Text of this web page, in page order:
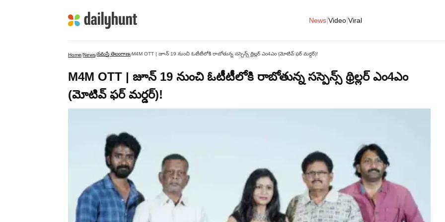
News Video Viral
Home/News/నమస్తే తెలంగాణ/M4M OTT | జూన్ 19 నుంచి ఓటీటీలోకి రాబోతున్న సస్పెన్స్ థ్రిల్లర్ ఎం4ఎం (మోటివ్ ఫర్ మర్డర్)!
M4M OTT | జూన్ 19 నుంచి ఓటీటీలోకి రాబోతున్న సస్పెన్స్ థ్రిల్లర్ ఎం4ఎం
(మోటివ్ ఫర్ మర్డర్)!